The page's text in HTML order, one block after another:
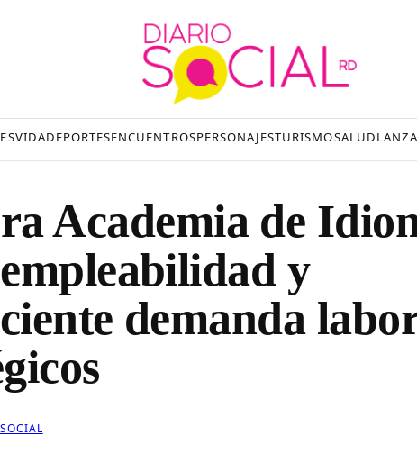
VIDADEPORTESENCUENTROSPERSONAJESTURISMOSALUD
Academia de
y
demanda